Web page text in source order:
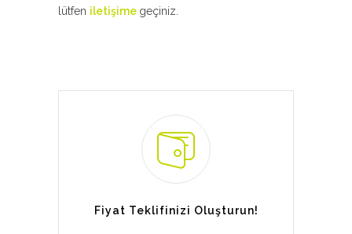
lütfen iletişime geçiniz.
Fiyat Teklifinizi Oluşturun!